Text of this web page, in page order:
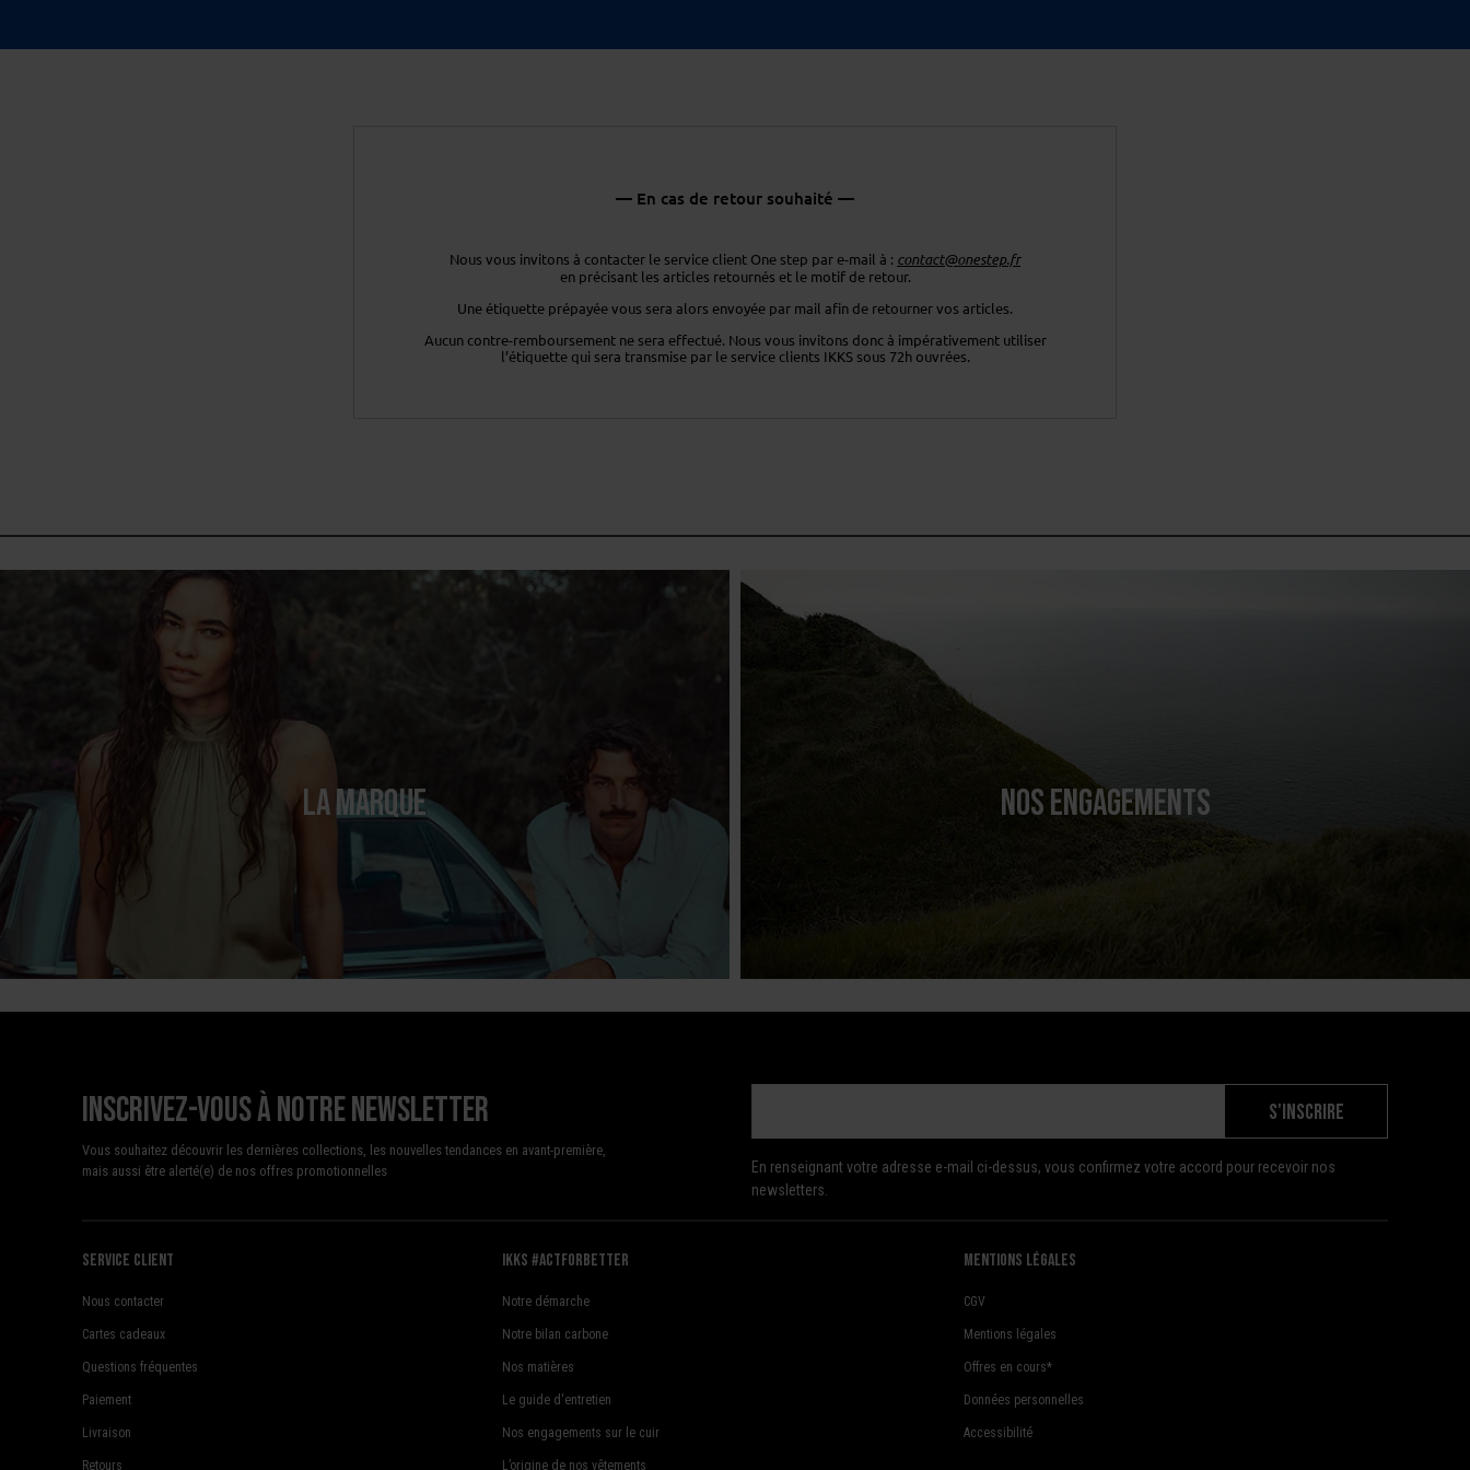
— En cas de retour souhaité —
Nous vous invitons à contacter le service client One step par e-mail à : contact@onestep.fr
en précisant les articles retournés et le motif de retour.
Une étiquette prépayée vous sera alors envoyée par mail afin de retournervos articles.
Aucun contre-remboursement ne sera effectué. Nous vous invitons doncà impérativement utiliser
l’étiquettequi sera transmise par le service clients IKKS sous 72h ouvrées.
LA MARQUE NOS ENGAGEMENTS
Inscrivez-vous à notre newsletter
Vous souhaitez découvrir les dernières collections, les nouvelles tendances en avant-première,
mais aussi être alerté(e) de nos offres promotionnelles
S'INSCRIRE
En renseignant votre adresse e-mail ci-dessus, vous confirmez votre accord pour recevoir nos
newsletters.
Service client
Nous contacter
Cartes cadeaux
Questions fréquentes
Paiement
Livraison
Retours
Ikks #actforbetter
Notre démarche
Notre bilan carbone
Nos matières
Le guide d'entretien
Nos engagements sur le cuir
L’origine de nos vêtements
mentions légales
CGV
Mentions légales
Offres en cours*
Données personnelles
Accessibilité